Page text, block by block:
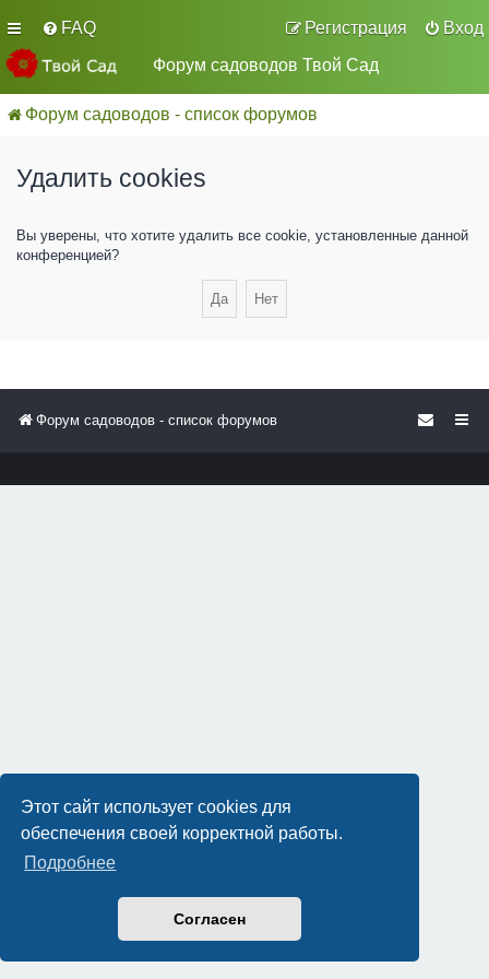
Этот сайт использует cookies для
обеспечения своей корректной работы.
Подробнее
Согласен
FAQ Вход
Регистрация
Форум садоводов Твой Сад
Форум садоводов - список форумов
Удалить cookies
Вы уверены, что хотите удалить все cookie, установленные данной
конференцией?
Форум садоводов - список форумов